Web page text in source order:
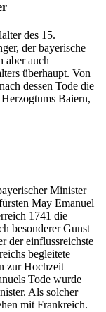
des 15.
der bayerische
aber auch
überhaupt. Von
dessen Tode die
Baiern,
Minister
May Emanuel
1741 die
besonderer Gunst
der einflussreichste
begleitete
zur Hochzeit
Tode wurde
Als solcher
mit Frankreich.